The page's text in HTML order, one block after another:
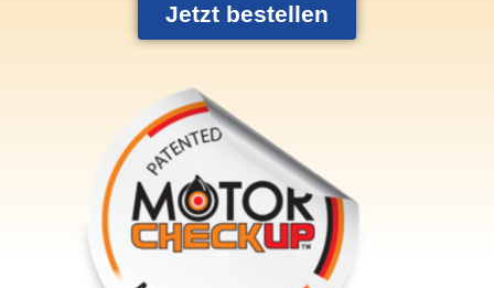
Jetzt bestellen